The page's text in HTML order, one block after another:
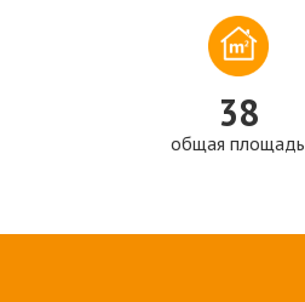
38
общая площадь